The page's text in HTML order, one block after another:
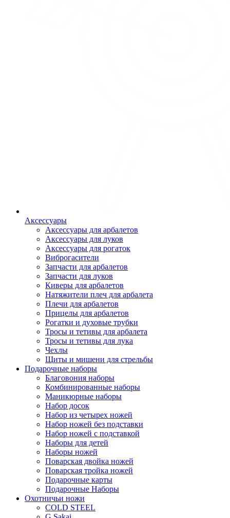
Аксессуары
Аксессуары для арбалетов
Аксессуары для луков
Аксессуары для рогаток
Виброгасители
Запчасти для арбалетов
Запчасти для луков
Киверы для арбалетов
Натяжители плеч для арбалета
Плечи для арбалетов
Прицелы для арбалетов
Рогатки и духовые трубки
Тросы и тетивы для арбалета
Тросы и тетивы для лука
Чехлы
Щиты и мишени для стрельбы
Подарочные наборы
Благовония наборы
Комбинированные наборы
Маникюрные наборы
Набор досок
Набор из четырех ножей
Набор ножей без подставки
Набор ножей с подставкой
Наборы для детей
Наборы ножей
Поварская двойка ножей
Поварская тройка ножей
Подарочные карты
Подарочные Наборы
Охотничьи ножи
COLD STEEL